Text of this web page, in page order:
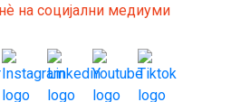
на социјални медиуми